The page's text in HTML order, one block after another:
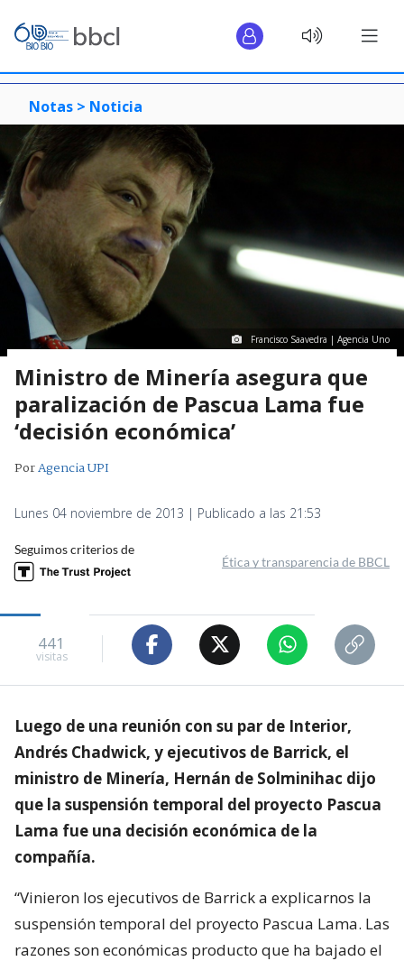
Notas > Noticia
Francisco Saavedra | Agencia Uno
Ministro de Minería asegura que
paralización de Pascua Lama fue
‘decisión económica’
PorAgencia UPI
Lunes 04 noviembre de 2013 | Publicado a las 21:53
Seguimos criterios de
Ética y transparencia de BBCL
441
visitas
Luego de una reunión con su par de Interior,
Andrés Chadwick, y ejecutivos de Barrick, el
ministro de Minería, Hernán de Solminihac dijo
que la suspensión temporal del proyecto Pascua
Lama fue una decisión económica de la
compañía.
“Vinieron los ejecutivos de Barrick a explicarnos la
suspensión temporal del proyecto Pascua Lama. Las
razones son económicas producto que ha bajado el